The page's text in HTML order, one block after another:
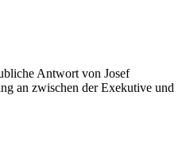
Antwort von Josef
an zwischen der Exekutive und